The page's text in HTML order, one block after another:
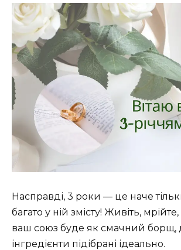
Насправді, 3 роки — це наче
багато у ній змісту! Живіть,
ваш союз буде як смачний борщ,
інгредієнти підібрані ідеально.